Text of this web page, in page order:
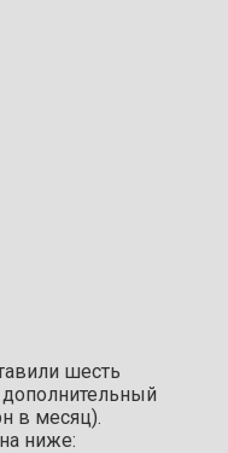
шесть
дополнительный
в месяц).
ниже: